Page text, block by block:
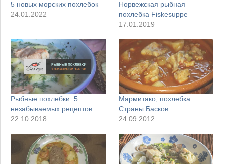
5 новых морских похлебок
24.01.2022
Норвежская рыбная
похлебка Fiskesuppe
17.01.2019
Рыбные похлебки: 5
незабываемых рецептов
22.10.2018
Мармитако, похлебка
Страны Басков
24.09.2012